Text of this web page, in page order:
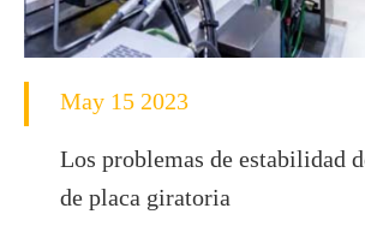
May 15 2023
Los problemas de estabilidad
de placa giratoria